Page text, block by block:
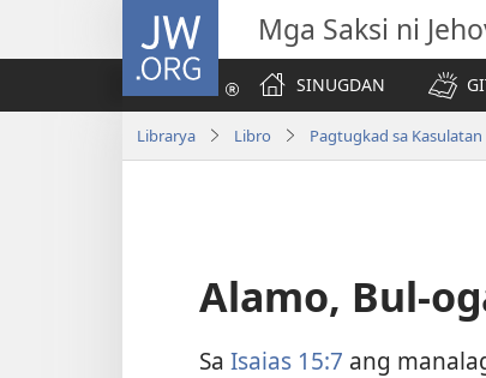
JW.ORG Mga Saksi ni
SINUGDAN
Librarya Libro Pagtugkad sa Kasulatan
Alamo, Bul-
Sa Isaias 15:7 ang